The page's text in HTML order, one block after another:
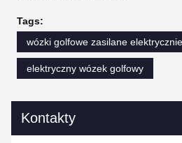
Tags:
wózki golfowe zasilane elektrycznie
elektryczny wózek golfowy
Kontakty